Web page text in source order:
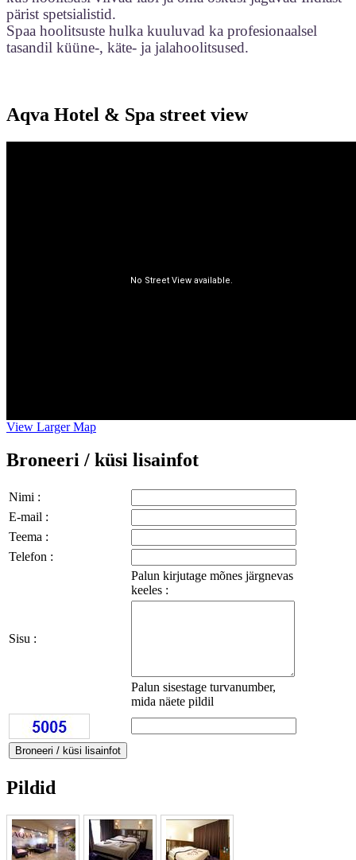
pärist spetsialistid.
Spaa hoolitsuste hulka kuuluvad ka profesionaalsel
tasandil küüne-, käte- ja jalahoolitsused.
Aqva Hotel & Spa street view
View Larger Map
Broneeri / küsi lisainfot
Nimi :
E-mail :
Teema :
Telefon :
Palun kirjutage mõnes järgnevas
keeles :
Sisu :
Palun sisestage turvanumber,
mida näete pildil
Pildid